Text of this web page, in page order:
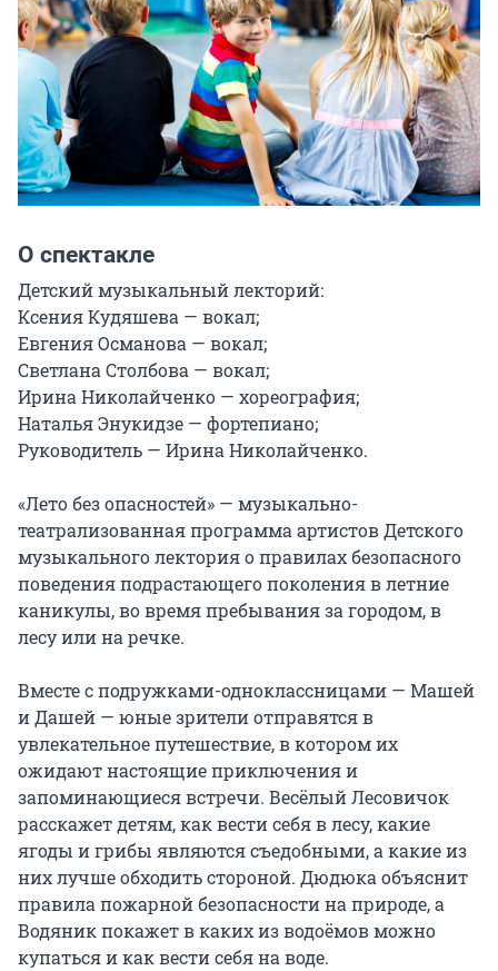
О спектакле
Детский музыкальный лекторий:
Ксения Кудяшева — вокал;
Евгения Османова — вокал;
Светлана Столбова — вокал;
Ирина Николайченко — хореография;
Наталья Энукидзе — фортепиано;
Руководитель — Ирина Николайченко.
«Лето без опасностей» — музыкально-
театрализованная программа артистов Детского
музыкального лектория о правилах безопасного
поведения подрастающего поколения в летние
каникулы, во время пребывания за городом, в
лесу или на речке.
Вместе с подружками-одноклассницами — Машей
и Дашей — юные зрители отправятся в
увлекательное путешествие, в котором их
ожидают настоящие приключения и
запоминающиеся встречи. Весёлый Лесовичок
расскажет детям, как вести себя в лесу, какие
ягоды и грибы являются съедобными, а какие из
них лучше обходить стороной. Дюдюка объяснит
правила пожарной безопасности на природе, а
Водяник покажет в каких из водоёмов можно
купаться и как вести себя на воде.